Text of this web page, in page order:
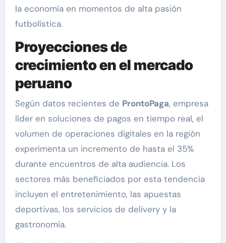
la economía en momentos de alta pasión
futbolística.
Proyecciones de
crecimiento en el mercado
peruano
Según datos recientes de ProntoPaga, empresa
líder en soluciones de pagos en tiempo real, el
volumen de operaciones digitales en la región
experimenta un incremento de hasta el 35%
durante encuentros de alta audiencia. Los
sectores más beneficiados por esta tendencia
incluyen el entretenimiento, las apuestas
deportivas, los servicios de delivery y la
gastronomía.